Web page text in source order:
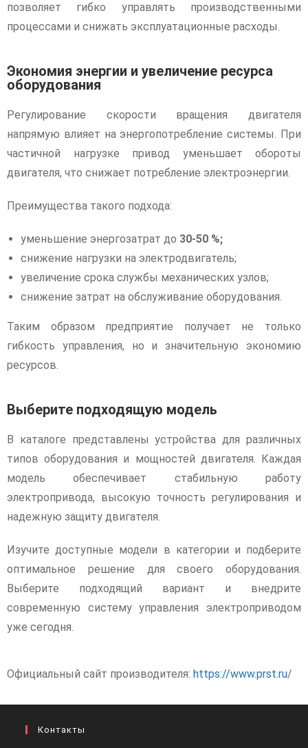
позволяет гибко управлять производственными
процессами и снижать эксплуатационные расходы.
Экономия энергии и увеличение ресурса
оборудования
Регулирование скорости вращения двигателя
напрямую влияет на энергопотребление системы. При
частичной нагрузке привод уменьшает обороты
двигателя, что снижает потребление электроэнергии.
Преимущества такого подхода:
уменьшение энергозатрат до 30-50 %;
снижение нагрузки на электродвигатель;
увеличение срока службы механических узлов;
снижение затрат на обслуживание оборудования.
Таким образом предприятие получает не только
гибкость управления, но и значительную экономию
ресурсов.
Выберите подходящую модель
В каталоге представлены устройства для различных
типов оборудования и мощностей двигателя. Каждая
модель обеспечивает стабильную работу
электропривода, высокую точность регулирования и
надежную защиту двигателя.
Изучите доступные модели в категории и подберите
оптимальное решение для своего оборудования.
Выберите подходящий вариант и внедрите
современную систему управления электроприводом
уже сегодня.
Официальный сайт производителя: https://www.prst.ru/
Контакты